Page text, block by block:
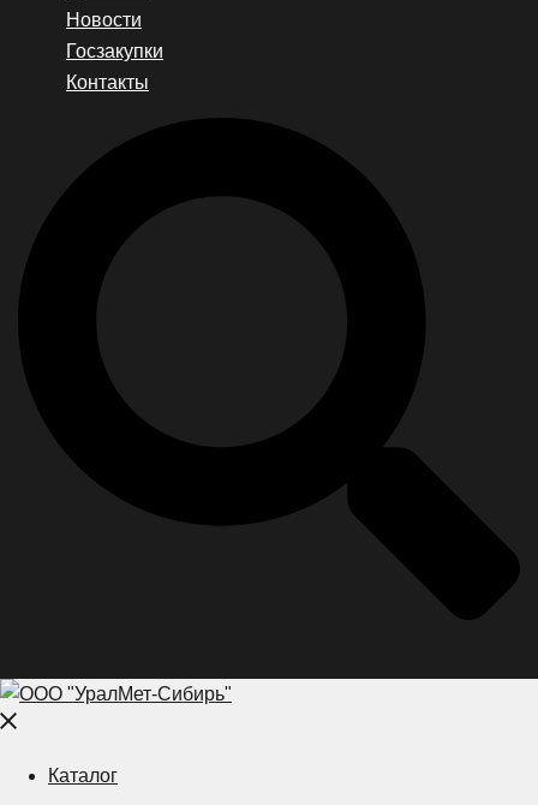
Новости
Госзакупки
Контакты
Close
Каталог